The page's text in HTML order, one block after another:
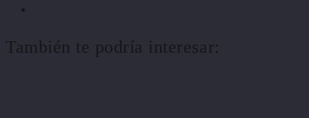
También te podría interesar: